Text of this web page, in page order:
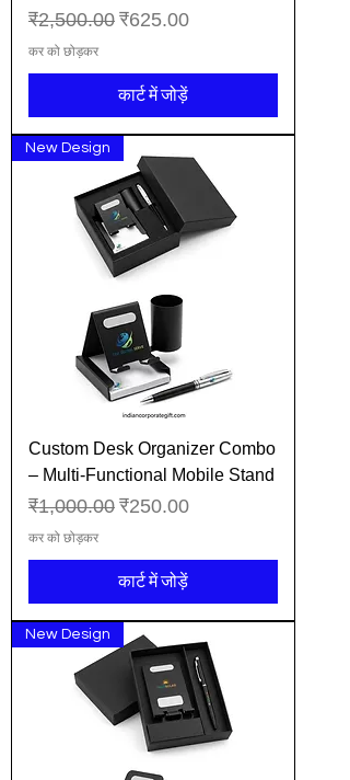
नियमित मूल्य
₹2,500.00 बिक्री मूल्य
₹625.00
कर को छोड़कर
कार्ट में जोड़ें
New Design
Custom Desk Organizer Combo
– Multi-Functional Mobile Stand
नियमित मूल्य
₹1,000.00 बिक्री मूल्य
₹250.00
कर को छोड़कर
कार्ट में जोड़ें
New Design